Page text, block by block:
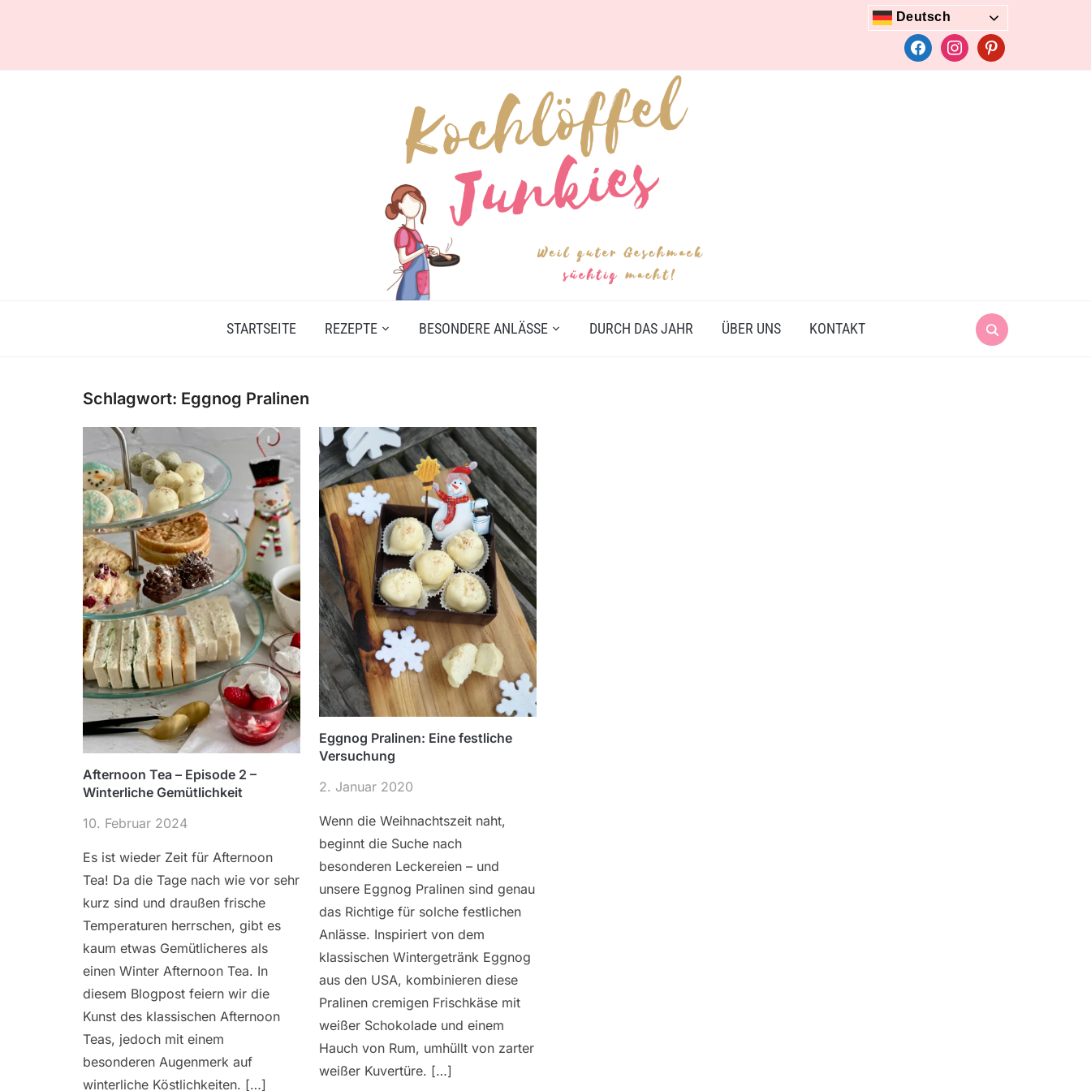
Deutsch
facebookinstagrampinterest
Search
for:
STARTSEITE REZEPTE BESONDERE ANLÄSSE DURCH DAS JAHR ÜBER UNS KONTAKT
Schlagwort: Eggnog Pralinen
Afternoon Tea – Episode 2 –
Winterliche Gemütlichkeit
10. Februar 2024
Es ist wieder Zeit für Afternoon
Tea! Da die Tage nach wie vor sehr
kurz sind und draußen frische
Temperaturen herrschen, gibt es
kaum etwas Gemütlicheres als
einen Winter Afternoon Tea. In
diesem Blogpost feiern wir die
Kunst des klassischen Afternoon
Teas, jedoch mit einem
besonderen Augenmerk auf
winterliche Köstlichkeiten. […]
Eggnog Pralinen: Eine festliche
Versuchung
2. Januar 2020
Wenn die Weihnachtszeit naht,
beginnt die Suche nach
besonderen Leckereien – und
unsere Eggnog Pralinen sind genau
das Richtige für solche festlichen
Anlässe. Inspiriert von dem
klassischen Wintergetränk Eggnog
aus den USA, kombinieren diese
Pralinen cremigen Frischkäse mit
weißer Schokolade und einem
Hauch von Rum, umhüllt von zarter
weißer Kuvertüre. […]